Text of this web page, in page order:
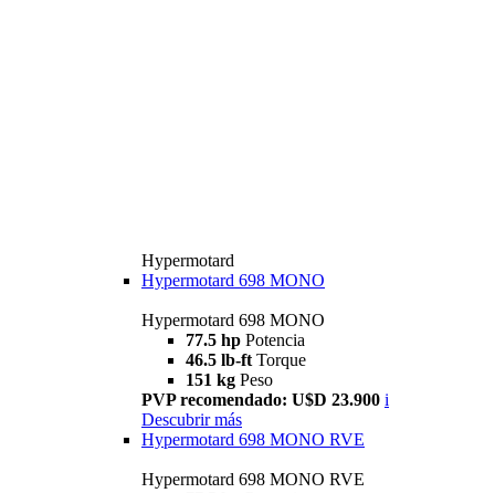
Hypermotard
Hypermotard 698 MONO
Hypermotard 698 MONO
77.5 hp Potencia
46.5 lb-ft Torque
151 kg Peso
PVP recomendado: U$D 23.900 i
Descubrir más
Hypermotard 698 MONO RVE
Hypermotard 698 MONO RVE